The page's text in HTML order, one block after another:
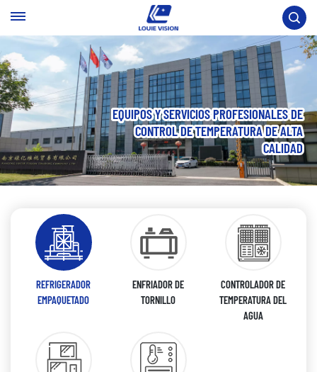
EQUIPOS Y SERVICIOS PROFESIONALES DE
CONTROL DE TEMPERATURA DE ALTA
CALIDAD
REFRIGERADOR
EMPAQUETADO
ENFRIADOR DE
TORNILLO
CONTROLADOR DE
TEMPERATURA DEL
AGUA